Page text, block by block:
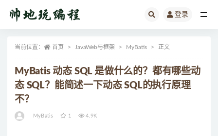
登录
当前位置： 首页 JavaWeb与框架 MyBatis 正文
MyBatis 动态 SQL 是做什么的？都有哪些动
态 SQL？能简述一下动态 SQL的执行原理
不？
MyBatis 1 4.9K